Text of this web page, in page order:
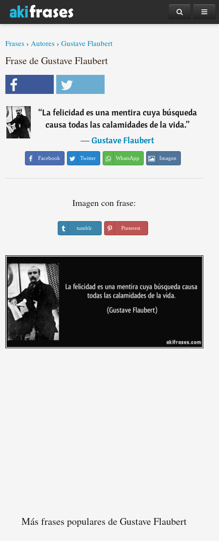
Frases ›Autores ›Gustave Flaubert
Frase de Gustave Flaubert
“La felicidad es una mentira cuya búsqueda
causa todas las calamidades de la vida.”
―Gustave Flaubert
Facebook Twitter WhatsApp Imagen
Imagen con frase:
tumblr Pinterest
Más frases populares de Gustave Flaubert